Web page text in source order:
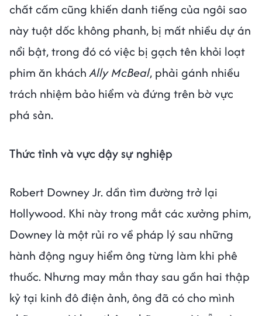
chất cấm cũng khiến danh tiếng của ngôi sao
này tuột dốc không phanh, bị mất nhiều dự án
nổi bật, trong đó có việc bị gạch tên khỏi loạt
phim ăn kháchAlly McBeal, phải gánh nhiều
trách nhiệm bảo hiểm và đứng trên bờ vực
phá sản.
Thức tỉnh và vực dậy sự nghiệp
Robert Downey Jr. dần tìm đường trở lại
Hollywood. Khi này trong mắt các xưởng phim,
Downey là một rủi ro về pháp lý sau những
hành động nguy hiểm ông từng làm khi phê
thuốc. Nhưng may mắn thay sau gần hai thập
kỷ tại kinh đô điện ảnh, ông đã có cho mình